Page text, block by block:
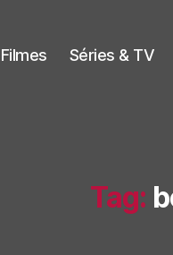
Filmes Séries & TV
Tag: